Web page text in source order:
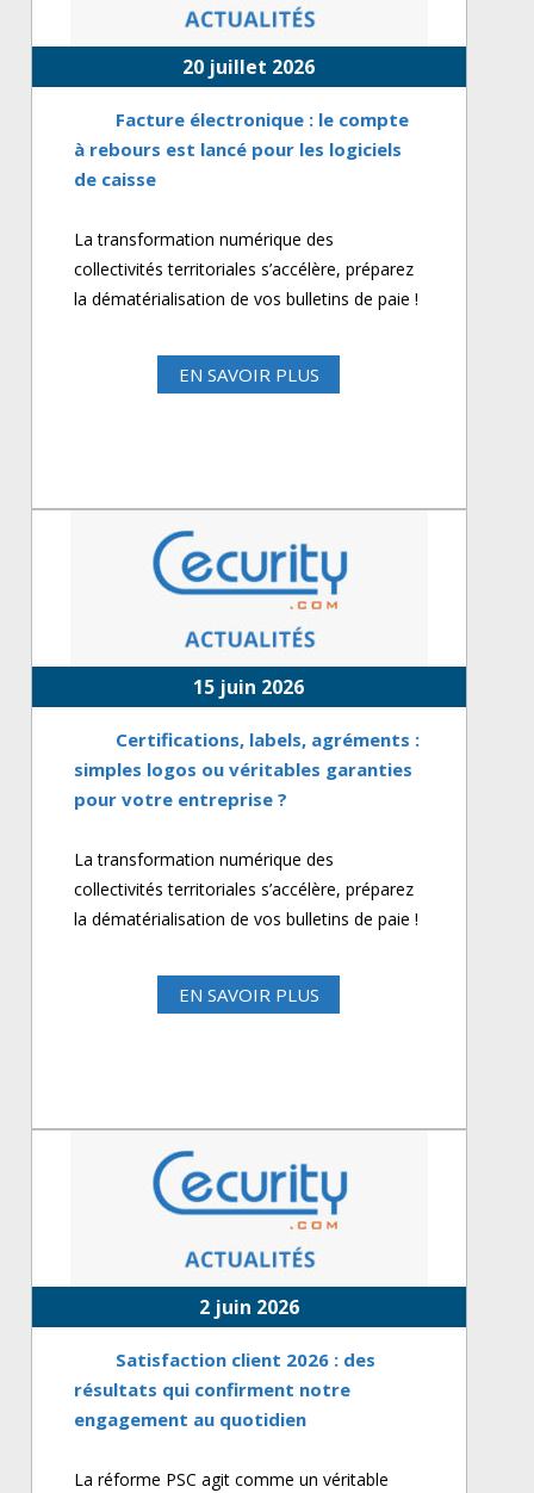
20 juillet 2026
Facture électronique : le compte
à rebours est lancé pour les logiciels
de caisse
La transformation numérique des
collectivités territoriales s’accélère, préparez
la dématérialisation de vos bulletins de paie !
EN SAVOIR PLUS
15 juin 2026
Certifications, labels, agréments :
simples logos ou véritables garanties
pour votre entreprise ?
La transformation numérique des
collectivités territoriales s’accélère, préparez
la dématérialisation de vos bulletins de paie !
EN SAVOIR PLUS
2 juin 2026
Satisfaction client 2026 : des
résultats qui confirment notre
engagement au quotidien
La réforme PSC agit comme un véritable